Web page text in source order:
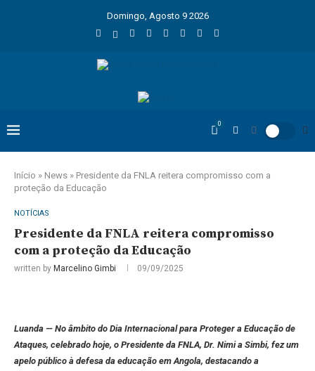
Domingo, Agosto 9 2026
0
Início » News » Presidente da FNLA reitera compromisso com a
proteção da Educação
NOTÍCIAS
Presidente da FNLA reitera compromisso
com a proteção da Educação
written by Marcelino Gimbi 09/09/2025
Luanda — No âmbito do Dia Internacional para Proteger a Educação de
Ataques, celebrado hoje, o Presidente da FNLA, Dr. Nimi a Simbi, fez um
apelo público à defesa da educação em Angola, destacando a